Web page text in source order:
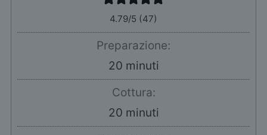
4.79/5 (47)
Preparazione:
20minuti
minuti
Cottura:
20minuti
minuti